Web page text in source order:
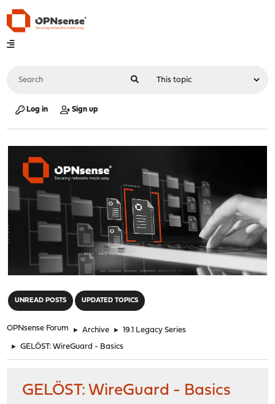
Log in Sign up
UNREAD POSTS UPDATED TOPICS
OPNsense Forum ► Archive ► 19.1 Legacy Series
► GELÖST: WireGuard - Basics
GELÖST: WireGuard - Basics